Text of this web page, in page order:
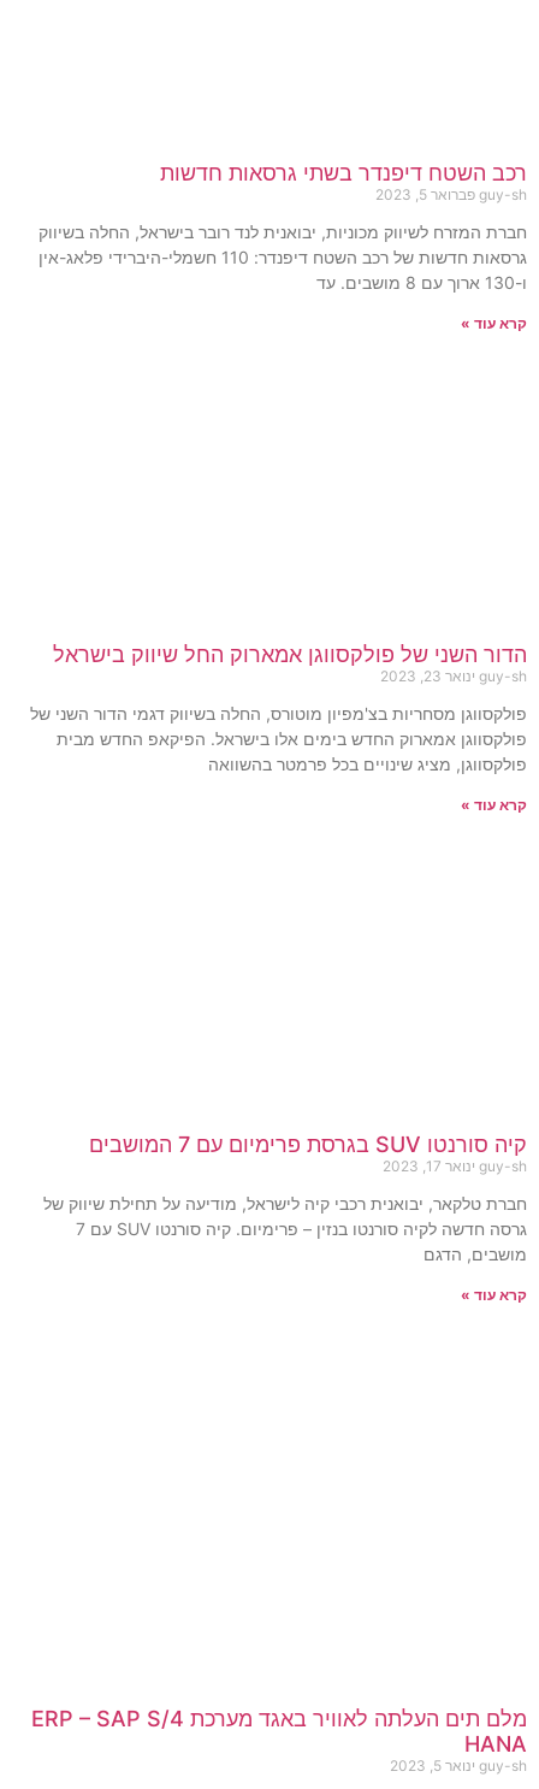
רכב השטח דיפנדר בשתי גרסאות חדשות
guy-sh פברואר 5, 2023
חברת המזרח לשיווק מכוניות, יבואנית לנד רובר בישראל, החלה בשיווק
גרסאות חדשות של רכב השטח דיפנדר: 110 חשמלי-היברידי פלאג-אין
ו-130 ארוך עם 8 מושבים. עד
קרא עוד »
הדור השני של פולקסווגן אמארוק החל שיווק בישראל
guy-sh ינואר 23, 2023
פולקסווגן מסחריות בצ'מפיון מוטורס, החלה בשיווק דגמי הדור השני של
פולקסווגן אמארוק החדש בימים אלו בישראל. הפיקאפ החדש מבית
פולקסווגן, מציג שינויים בכל פרמטר בהשוואה
קרא עוד »
קיה סורנטו SUV בגרסת פרימיום עם 7 המושבים
guy-sh ינואר 17, 2023
חברת טלקאר, יבואנית רכבי קיה לישראל, מודיעה על תחילת שיווק של
גרסה חדשה לקיה סורנטו בנזין – פרימיום. קיה סורנטו SUV עם 7
מושבים, הדגם
קרא עוד »
מלם תים העלתה לאוויר באגד מערכת ERP – SAP S/4
HANA
guy-sh ינואר 5, 2023